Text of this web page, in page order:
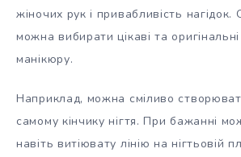
жіночих рук і привабливість
можна вибирати цікаві та
манікюру.
Наприклад, можна сміливо
самому кінчику нігтя. При бажанні
навіть витіювату лінію на нігтьовій